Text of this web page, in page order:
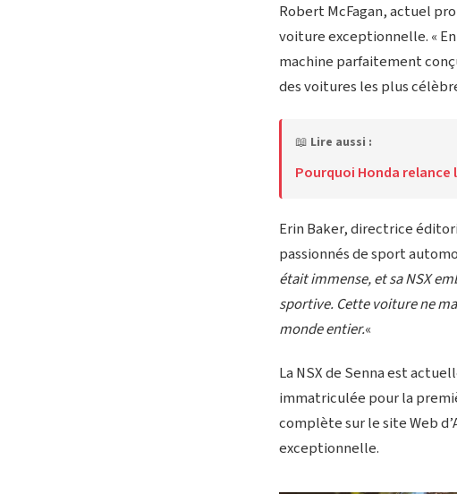
Robert McFagan, actuel
voiture exceptionnelle. «
machine parfaitement
des voitures les plus
📖 Lire aussi :
Pourquoi Honda
Erin Baker, directrice
passionnés de sport
était immense, et sa NSX
sportive. Cette voiture ne
monde entier.«
La NSX de Senna est
immatriculée pour la
complète sur le site Web
exceptionnelle.